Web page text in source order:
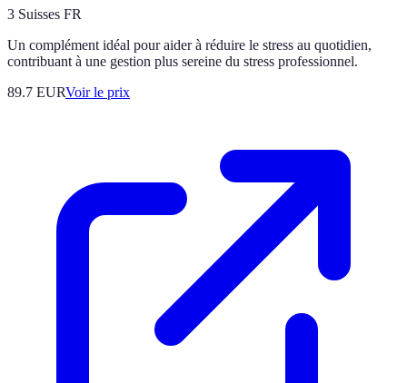
3 Suisses FR
Un complément idéal pour aider à réduire le stress au quotidien,
contribuant à une gestion plus sereine du stress professionnel.
89.7 EURVoir le prix